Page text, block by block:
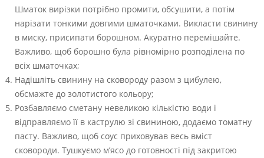
Шматок вирізки потрібно промити, обсушити, а потім
нарізати тонкими довгими шматочками. Викласти свинину
в миску, присипати борошном. Акуратно перемішайте.
Важливо, щоб борошно була рівномірно розподілена по
всіх шматочках;
Надішліть свинину на сковороду разом з цибулею,
обсмажте до золотистого кольору;
Розбавляємо сметану невеликою кількістю води і
відправляємо її в каструлю зі свининою, додаємо томатну
пасту. Важливо, щоб соус приховував весь вміст
сковороди. Тушкуємо м’ясо до готовності під закритою